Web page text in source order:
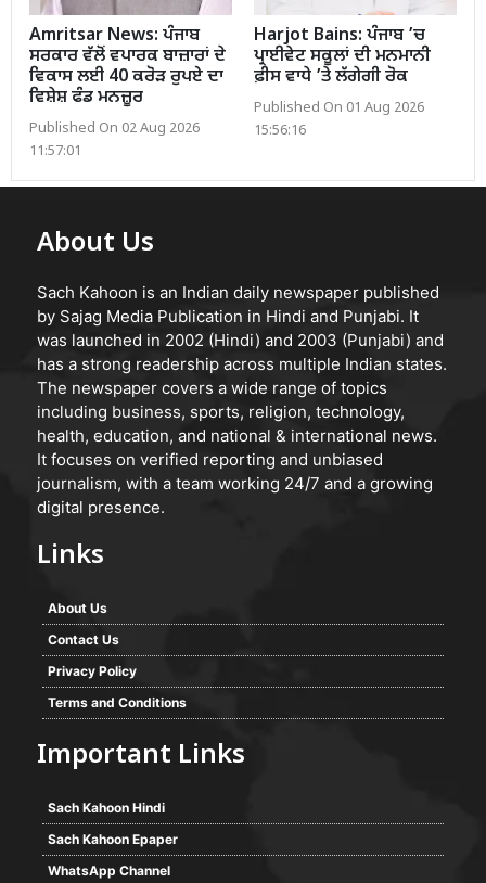
Amritsar News: ਪੰਜਾਬ
ਸਰਕਾਰ ਵੱਲੋਂ ਵਪਾਰਕ ਬਾਜ਼ਾਰਾਂ ਦੇ
ਵਿਕਾਸ ਲਈ 40 ਕਰੋੜ ਰੁਪਏ ਦਾ
ਵਿਸ਼ੇਸ਼ ਫੰਡ ਮਨਜ਼ੂਰ
Published On 02 Aug 2026
11:57:01
Harjot Bains: ਪੰਜਾਬ ’ਚ
ਪ੍ਰਾਈਵੇਟ ਸਕੂਲਾਂ ਦੀ ਮਨਮਾਨੀ
ਫ਼ੀਸ ਵਾਧੇ ’ਤੇ ਲੱਗੇਗੀ ਰੋਕ
Published On 01 Aug 2026
15:56:16
About Us
Sach Kahoon is an Indian daily newspaper published
by Sajag Media Publication in Hindi and Punjabi. It
was launched in 2002 (Hindi) and 2003 (Punjabi) and
has a strong readership across multiple Indian states.
The newspaper covers a wide range of topics
including business, sports, religion, technology,
health, education, and national & international news.
It focuses on verified reporting and unbiased
journalism, with a team working 24/7 and a growing
digital presence.
Links
About Us
Contact Us
Privacy Policy
Terms and Conditions
Important Links
Sach Kahoon Hindi
Sach Kahoon Epaper
WhatsApp Channel